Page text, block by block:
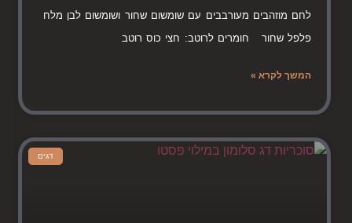
לחם מוזהבים מעורבבים עם שומשום שחור ושומשום לבן מלח
פלפל שחור חומרים לרוטב: חצי כוס רוטב
המשך לקרא »
דגים